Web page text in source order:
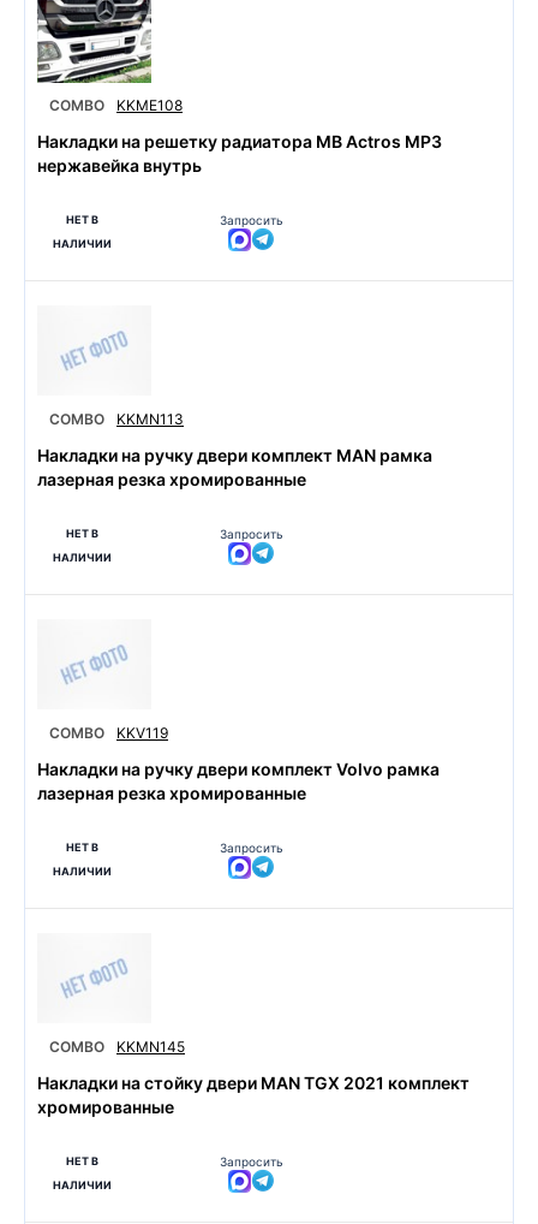
COMBO KKME108
Накладки на решетку радиатора MB Actros MP3
нержавейка внутрь
НЕТ В
НАЛИЧИИ
Запросить
COMBO KKMN113
Накладки на ручку двери комплект MAN рамка
лазерная резка хромированные
НЕТ В
НАЛИЧИИ
Запросить
COMBO KKV119
Накладки на ручку двери комплект Volvo рамка
лазерная резка хромированные
НЕТ В
НАЛИЧИИ
Запросить
COMBO KKMN145
Накладки на стойку двери MAN TGX 2021 комплект
хромированные
НЕТ В
НАЛИЧИИ
Запросить